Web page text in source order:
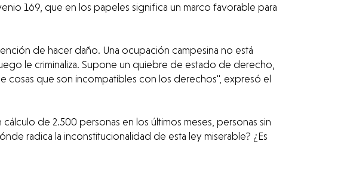
169, que en los papeles significa un marco favorable para
de hacer daño. Una ocupación campesina no está
le criminaliza. Supone un quiebre de estado de derecho,
cosas que son incompatibles con los derechos", expresó el
de 2.500 personas en los últimos meses, personas sin
radica la inconstitucionalidad de esta ley miserable? ¿Es